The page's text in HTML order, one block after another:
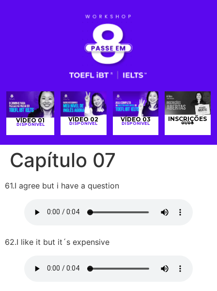
VÍDEO 01
DISPONÍVEL
VÍDEO 02
DISPONÍVEL
VÍDEO 03
DISPONÍVEL
INSCRIÇÕES
01/08
Capítulo 07
61.I agree but i have a question
62.I like it but it´s expensive